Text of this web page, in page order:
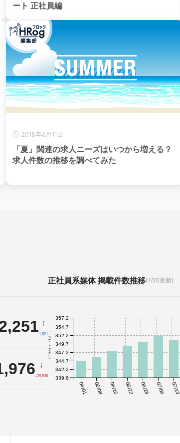
ート 正社員編
2018年6月11日
「夏」関連の求人ニーズはいつから増える？
求人件数の推移を調べてみた
↑
1,621
↓
-26,536
正社員系媒体 掲載件数推移(7/20更新)
06/01 06/08 06/15 06/22 06/29 07/06 07/13
件数(千件)
339.6
342.2
344.7
347.2
349.7
352.2
354.7
357.2